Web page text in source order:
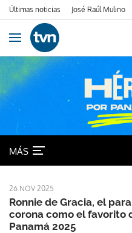
Últimas noticias José Raúl Mulino
Ir al contenido
Obrir navegació
MÁS
26 NOV 2025
Ronnie de Gracia, el
corona como el favorito
Panamá 2025